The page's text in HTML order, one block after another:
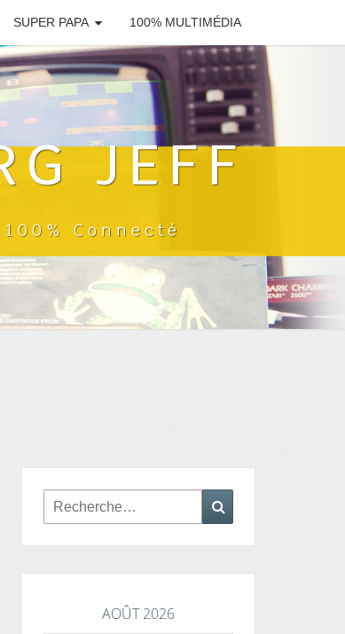
SUPER PAPA 100% MULTIMÉDIA
JEFF
Connecté
Rechercher :
AOÛT 2026